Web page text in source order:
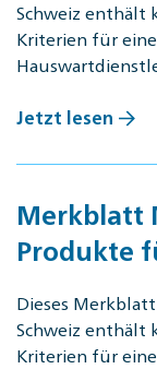
Schweiz enthält
Kriterien für
Jetzt lesen
Merkblatt
Produkte
Dieses
Schweiz enthält
Kriterien für